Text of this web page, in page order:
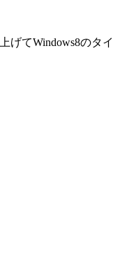
てWindows8のタ